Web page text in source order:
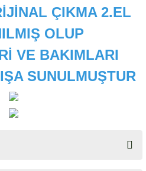
ÇIKMA 2.EL
OLUP
VE BAKIMLARI
SUNULMUŞTUR